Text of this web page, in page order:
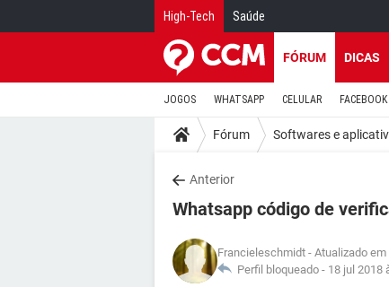
High-Tech Saúde
FÓRUM DICAS
JOGOS WHATSAPP CELULAR FACEBOOK
Fórum Softwares e
Anterior
Whatsapp código de
Francieleschmidt - Atualizado
Perfil bloqueado - 18 jul 2018